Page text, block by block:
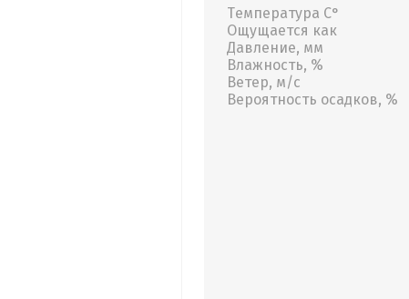
Температура С°
Ощущается как
Давление, мм
Влажность, %
Ветер, м/с
Вероятность осадков, %